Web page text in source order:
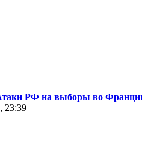
РФ на выборы во
23:39